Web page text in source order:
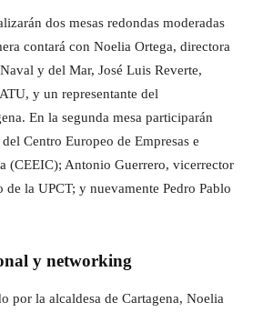
dos mesas redondas moderadas
contará con Noelia Ortega, directora
y del Mar, José Luis Reverte,
y un representante del
En la segunda mesa participarán
Centro Europeo de Empresas e
(CEEIC); Antonio Guerrero, vicerrector
de la UPCT; y nuevamente Pedro Pablo
y networking
por la alcaldesa de Cartagena, Noelia